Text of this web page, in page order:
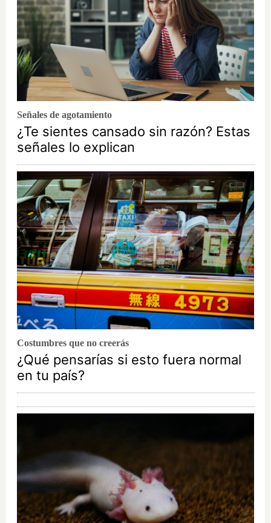
Señales de agotamiento
¿Te sientes cansado sin razón? Estas
señales lo explican
Costumbres que no creerás
¿Qué pensarías si esto fuera normal
en tu país?